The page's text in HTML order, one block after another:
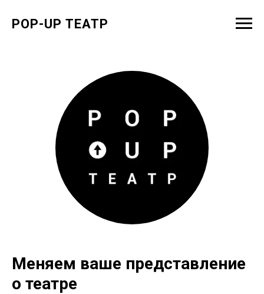
POP-UP ТЕАТР
Меняем ваше представление
о театре